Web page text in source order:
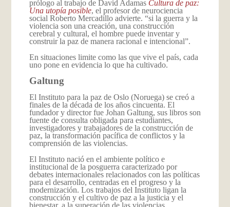
prólogo al trabajo de David Adamas Cultura de paz:
Una utopía posible, el profesor de neurociencia
social Roberto Mercadillo advierte. “si la guerra y la
violencia son una creación, una construcción
cerebral y cultural, el hombre puede inventar y
construir la paz de manera racional e intencional”.
En situaciones limite como las que vive el país, cada
uno pone en evidencia lo que ha cultivado.
Galtung
El Instituto para la paz de Oslo (Noruega) se creó a
finales de la década de los años cincuenta. El
fundador y director fue Johan Galtung, sus libros son
fuente de consulta obligada para estudiantes,
investigadores y trabajadores de la construcción de
paz, la transformación pacífica de conflictos y la
comprensión de las violencias.
El Instituto nació en el ambiente político e
institucional de la posguerra caracterizado por
debates internacionales relacionados con las políticas
para el desarrollo, centradas en el progreso y la
modernización. Los trabajos del Instituto ligan la
construcción y el cultivo de paz a la justicia y el
bienestar, a la superación de las violencias